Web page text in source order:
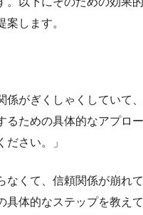
案します。
係がぎくしゃくしていて
るための具体的なアプロ
ださい。」
なくて、信頼関係が崩れ
具体的なステップを教え